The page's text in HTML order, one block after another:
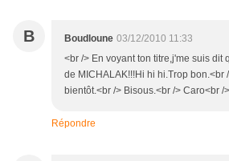
B Boudloune 03/12/2010 11:33
<br /> En voyant ton titre,j'me suis dit
de MICHALAK!!!Hi hi hi.Trop bon.<br
bientôt.<br /> Bisous.<br /> Caro<br /
Répondre